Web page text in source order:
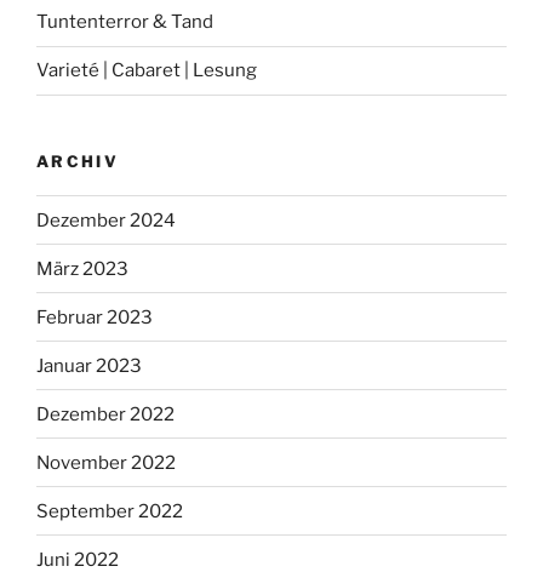
Tuntenterror & Tand
Varieté | Cabaret | Lesung
ARCHIV
Dezember 2024
März 2023
Februar 2023
Januar 2023
Dezember 2022
November 2022
September 2022
Juni 2022